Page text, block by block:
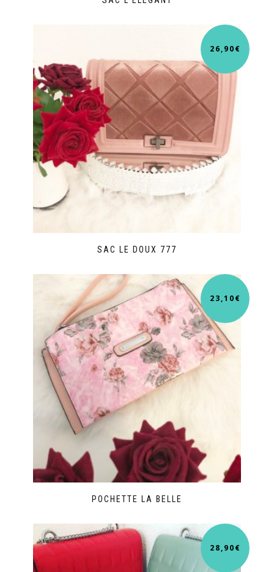
SAC LE DOUX 777
26,90€
POCHETTE LA BELLE
23,10€
28,90€